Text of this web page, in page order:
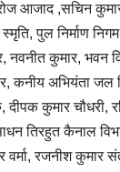
आजाद ,सचिन
पुल निर्माण
नवनीत कुमार, भवन
कनीय अभियंता जल
दीपक कुमार चौधरी,
तिरहुत कैनाल
वर्मा, रजनीश कुमार